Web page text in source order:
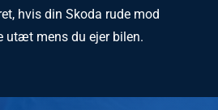
hvis din Skoda rude mod
utæt mens du ejer bilen.